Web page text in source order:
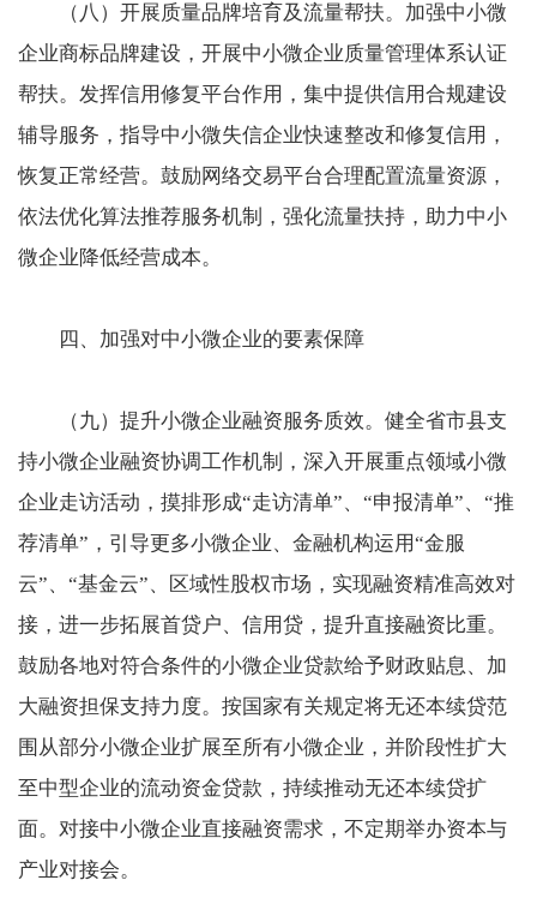
（八）开展质量品牌培育及流量帮扶。加强中小微
企业商标品牌建设，开展中小微企业质量管理体系认证
帮扶。发挥信用修复平台作用，集中提供信用合规建设
辅导服务，指导中小微失信企业快速整改和修复信用，
恢复正常经营。鼓励网络交易平台合理配置流量资源，
依法优化算法推荐服务机制，强化流量扶持，助力中小
微企业降低经营成本。
四、加强对中小微企业的要素保障
（九）提升小微企业融资服务质效。健全省市县支
持小微企业融资协调工作机制，深入开展重点领域小微
企业走访活动，摸排形成“走访清单”、“申报清单”、“推
荐清单”，引导更多小微企业、金融机构运用“金服
云”、“基金云”、区域性股权市场，实现融资精准高效对
接，进一步拓展首贷户、信用贷，提升直接融资比重。
鼓励各地对符合条件的小微企业贷款给予财政贴息、加
大融资担保支持力度。按国家有关规定将无还本续贷范
围从部分小微企业扩展至所有小微企业，并阶段性扩大
至中型企业的流动资金贷款，持续推动无还本续贷扩
面。对接中小微企业直接融资需求，不定期举办资本与
产业对接会。